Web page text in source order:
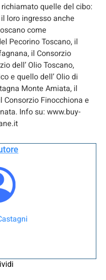
quelle del cibo:
loro ingresso anche
come
Pecorino Toscano, il
il Consorzio
dell’ Olio Toscano,
e quello dell’ Olio di
Monte Amiata, il
Consorzio Finocchiona e
Info su: www.buy-